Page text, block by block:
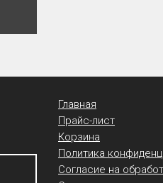
Главная
Прайс-лист
Корзина
Политика
Согласие на